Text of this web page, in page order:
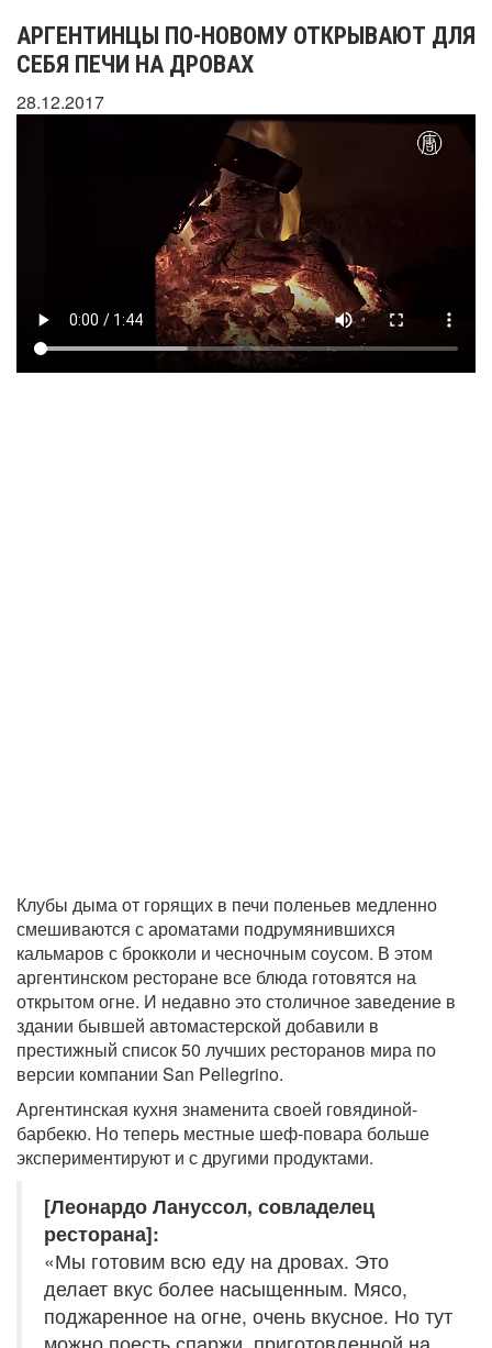
АРГЕНТИНЦЫ ПО-НОВОМУ ОТКРЫВАЮТ ДЛЯ
СЕБЯ ПЕЧИ НА ДРОВАХ
28.12.2017
Клубы дыма от горящих в печи поленьев медленно
смешиваются с ароматами подрумянившихся
кальмаров с брокколи и чесночным соусом. В этом
аргентинском ресторане все блюда готовятся на
открытом огне. И недавно это столичное заведение в
здании бывшей автомастерской добавили в
престижный список 50 лучших ресторанов мира по
версии компании San Pellegrino.
Аргентинская кухня знаменита своей говядиной-
барбекю. Но теперь местные шеф-повара больше
экспериментируют и с другими продуктами.
[Леонардо Лануссол, совладелец
ресторана]:
«Мы готовим всю еду на дровах. Это
делает вкус более насыщенным. Мясо,
поджаренное на огне, очень вкусное. Но тут